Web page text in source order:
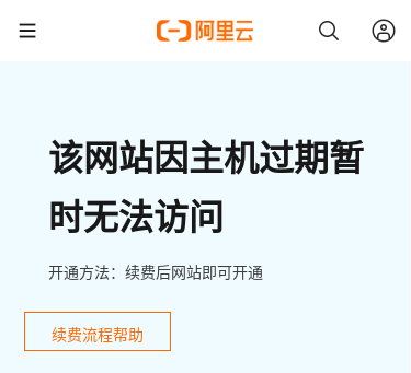
该网站因主机过期暂
时无法访问
开通方法：续费后网站即可开通
续费流程帮助